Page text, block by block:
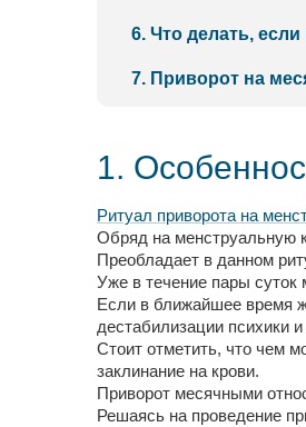
6. Что делать,
7. Приворот на
1.
Ритуал приворота на
Обряд на менструальную
Преобладает в данном
Уже в течение пары суток
Если в ближайшее время
дестабилизации психики
Стоит отметить, что чем
заклинание на крови.
Приворот месячными
Решаясь на проведение